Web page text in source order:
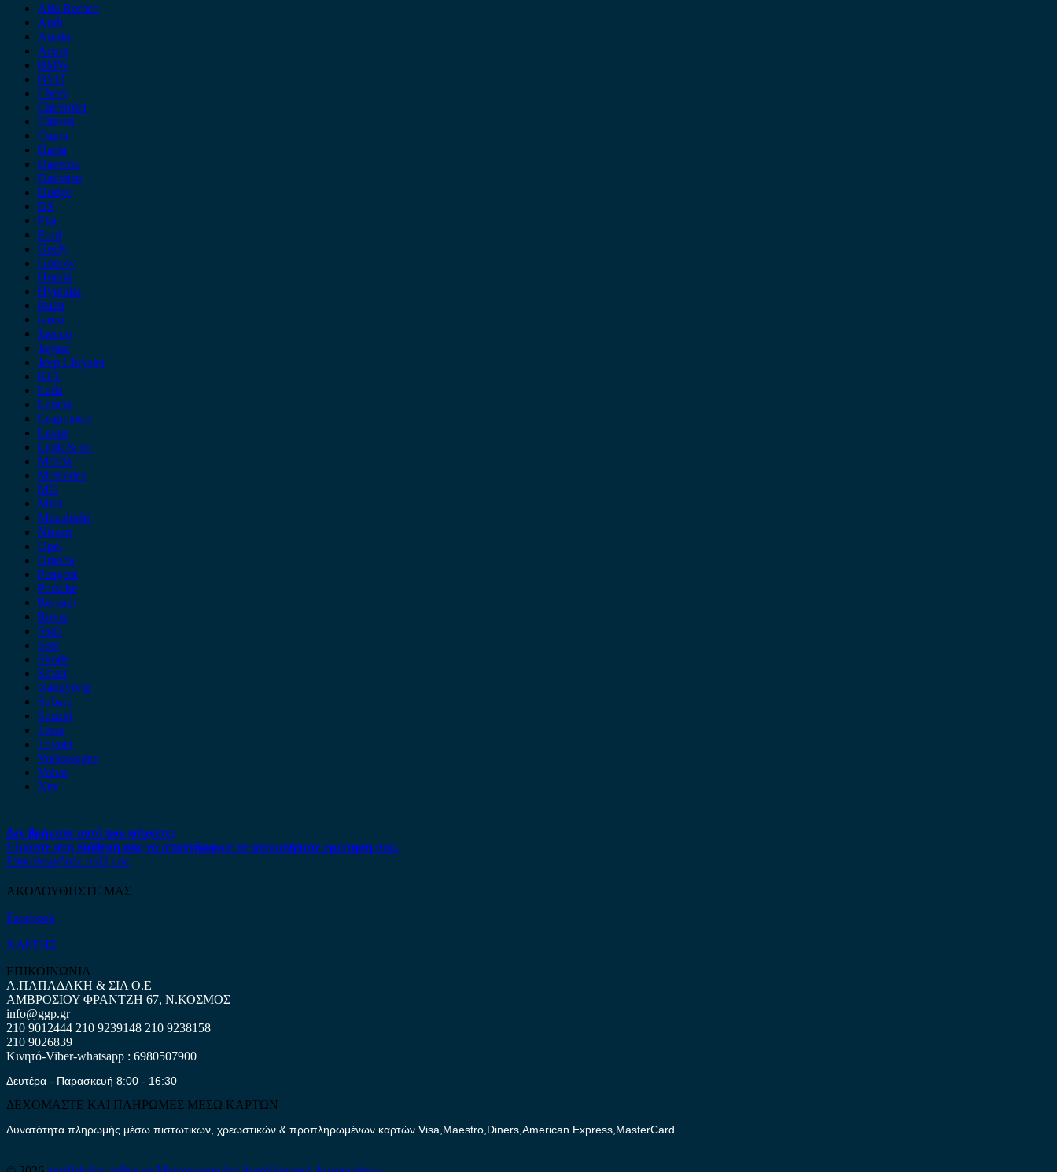
Alfa Romeo
Audi
Austin
Acura
BMW
BYD
Chery
Chevrolet
Citroen
Cupra
Dacia
Daewoo
Daihatsu
Dodge
DS
Fiat
Ford
Geely
Gonow
Honda
Hyundai
Isuzu
iveco
Jaecoo
Jaguar
Jeep Chrysler
KIA
Lada
Lancia
Leapmotor
Lexus
Lynk & co
Mazda
Mercedes
MG
Mini
Mitsubishi
Nissan
Opel
Omoda
Peugeot
Porsche
Renault
Rover
Saab
Seat
Skoda
Smart
ssangyong
Subaru
Suzuki
Tesla
Toyota
Volkswagen
Volvo
Xev
Δεν βρήκατε αυτό που ψάχνετε;
Είμαστε στη διάθεση σας να απαντήσουμε σε οποιαδήποτε ερώτηση σας.
Επικοινωνήστε μαζί μας
ΑΚΟΛΟΥΘΗΣΤΕ ΜΑΣ
Facebook
ΧΑΡΤΗΣ
ΕΠΙΚΟΙΝΩΝΙΑ
Α.ΠΑΠΑΔΑΚΗ & ΣΙΑ Ο.Ε
ΑΜΒΡΟΣΙΟΥ ΦΡΑΝΤΖΗ 67, Ν.ΚΟΣΜΟΣ
info@ggp.gr
210 9012444 210 9239148 210 9238158
210 9026839
Κινητό-Viber-whatsapp : 6980507900
Δευτέρα - Παρασκευή 8:00 - 16:30
ΔΕΧΟΜΑΣΤΕ ΚΑΙ ΠΛΗΡΩΜΕΣ ΜΕΣΩ ΚΑΡΤΩΝ
Δυνατότητα πληρωμής μέσω πιστωτικών, χρεωστικών & προπληρωμένων καρτών Visa,Maestro,Diners,American Express,MasterCard.